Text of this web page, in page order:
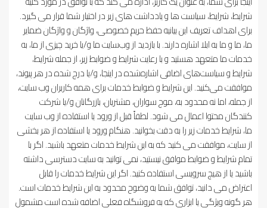
شرایط، شرایط، سیاست ها و یادداشت های زیر در اختیار شما قرار می گیرد.
برای اهداف تعریف این بیانیه حفظ حریم خصوصی، واژگان و واژگان ضمایر
ما، ما و ما به ابلا اشاره دارند. با بازدید از وب‌سایت ما و/یا خرید چیزی از ما، به
خدمات ما متعهد هستید و با رعایت شرایط و ضوابط زیر، از جمله شرایط،
شرایط و سیاست‌های اضافی اشاره‌شده در اینجا، و/یا درج شده در هر پیوند،
موافقت می‌کنید. این شرایط و ضوابط خدمات برای همه کاربران وب سایت،
از جمله، اما نه محدود به، موج سواران، مشتریان، بازرگانان و/یا شرکت
کنندگان محتوا اعمال می شود. لطفاً قبل از ورود یا استفاده از وب سایت
ما، شرایط خدمات زیر را به دقت بخوانید. هنگام ورود یا استفاده از هر بخشی
از سایت، موافقت می کنید که به این شرایط خدمات متعهد باشید. اگر با
تمام شرایط و ضوابط موافق نیستید، نمی توانید به سایت دسترسی داشته
باشید یا از هیچ سرویسی استفاده کنید. اگر این شرایط خدمات را قابل
اعتراض می دانید، توافق شما به وضوح محدود به این شرایط خدمات است.
هر گونه ویژگی یا ابزاری که به فروشگاه فعلی اضافه شده است مشمول